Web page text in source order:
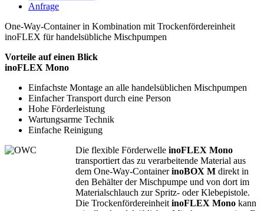
Anfrage
One-Way-Container in Kombination mit Trockenfördereinheit
inoFLEX für handelsübliche Mischpumpen
Vorteile auf einen Blick
inoFLEX Mono
Einfachste Montage an alle handelsüblichen Mischpumpen
Einfacher Transport durch eine Person
Hohe Förderleistung
Wartungsarme Technik
Einfache Reinigung
Die flexible Förderwelle inoFLEX Mono
transportiert das zu verarbeitende Material aus
dem One-Way-ContainerinoBOX M direkt in
den Behälter der Mischpumpe und von dort im
Materialschlauch zur Spritz- oder Klebepistole.
Die Trockenfördereinheit inoFLEX Mono kann